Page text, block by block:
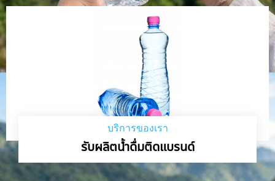
บริการของเรา
รับผลิตน้ำดื่มติดแบรนด์